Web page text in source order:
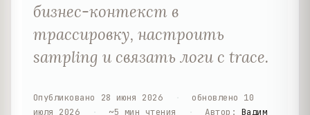
бизнес-контекст в
трассировку, настроить
sampling и связать логи с trace.
Опубликовано 28 июня 2026 обновлено 10
июля 2026
~5 мин чтения Автор : Вадим